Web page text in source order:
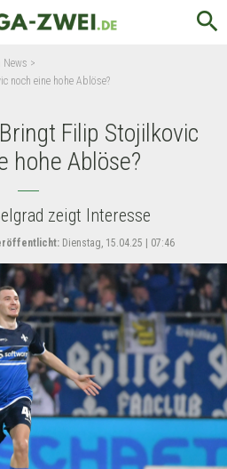
search
News >
noch eine hohe Ablöse?
Filip Stojilkovic
hohe Ablöse?
zeigt Interesse
Dienstag, 15.04.25 | 07:46